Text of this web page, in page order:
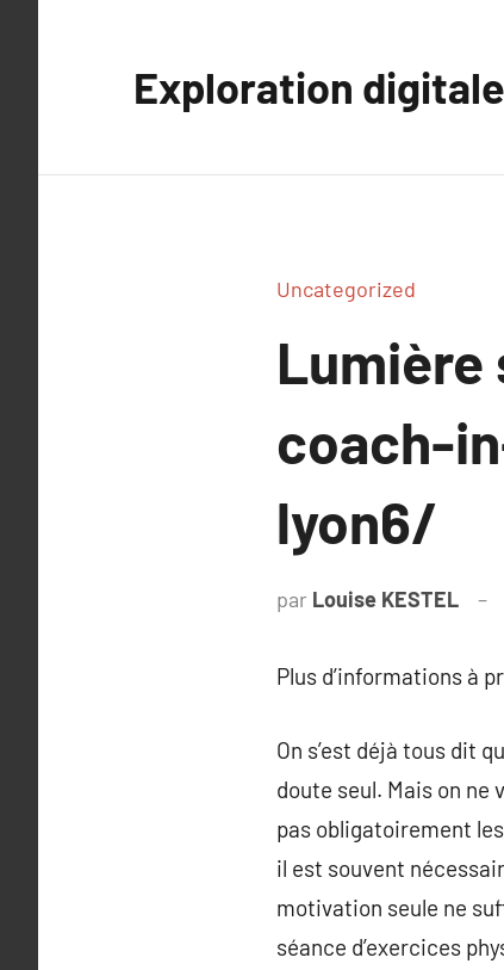
Exploration digitale
Uncategorized
coach-
lyon6/
par Louise KESTEL
Plus d’informations à
On s’est déjà tous dit
doute seul. Mais on
pas obligatoirement
il est souvent
motivation seule ne
séance d’exercices